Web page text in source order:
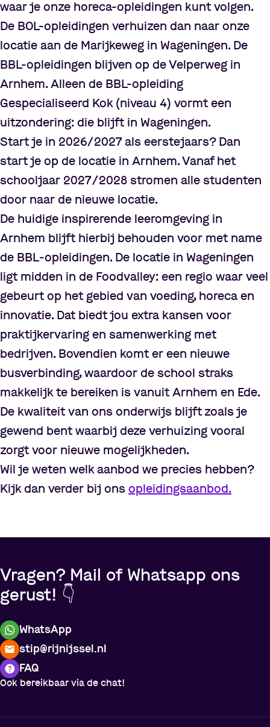
waar je onze horeca-opleidingen kunt volgen.
De BOL-opleidingen verhuizen dan naar onze
locatie aan de Marijkeweg in Wageningen. De
BBL-opleidingen blijven op de Velperweg in
Arnhem. Alleen de BBL-opleiding
Gespecialiseerd Kok (niveau 4) vormt een
uitzondering: die blijft in Wageningen.
Start je in 2026/2027 als eerstejaars? Dan
start je op de locatie in Arnhem. Vanaf het
schooljaar 2027/2028 stromen alle studenten
door naar de nieuwe locatie.
De huidige inspirerende leeromgeving in
Arnhem blijft hierbij behouden voor met name
de BBL‑opleidingen. De locatie in Wageningen
ligt midden in de Foodvalley: een regio waar veel
gebeurt op het gebied van voeding, horeca en
innovatie. Dat biedt jou extra kansen voor
praktijkervaring en samenwerking met
bedrijven. Bovendien komt er een nieuwe
busverbinding, waardoor de school straks
makkelijk te bereiken is vanuit Arnhem en Ede.
De kwaliteit van ons onderwijs blijft zoals je
gewend bent waarbij deze verhuizing vooral
zorgt voor nieuwe mogelijkheden.
Wil je weten welk aanbod we precies hebben?
Kijk dan verder bij ons opleidingsaanbod.
Vragen? Mail of Whatsapp ons
gerust! 👇
WhatsApp
stip@rijnijssel.nl
FAQ
Ook bereikbaar via de chat!